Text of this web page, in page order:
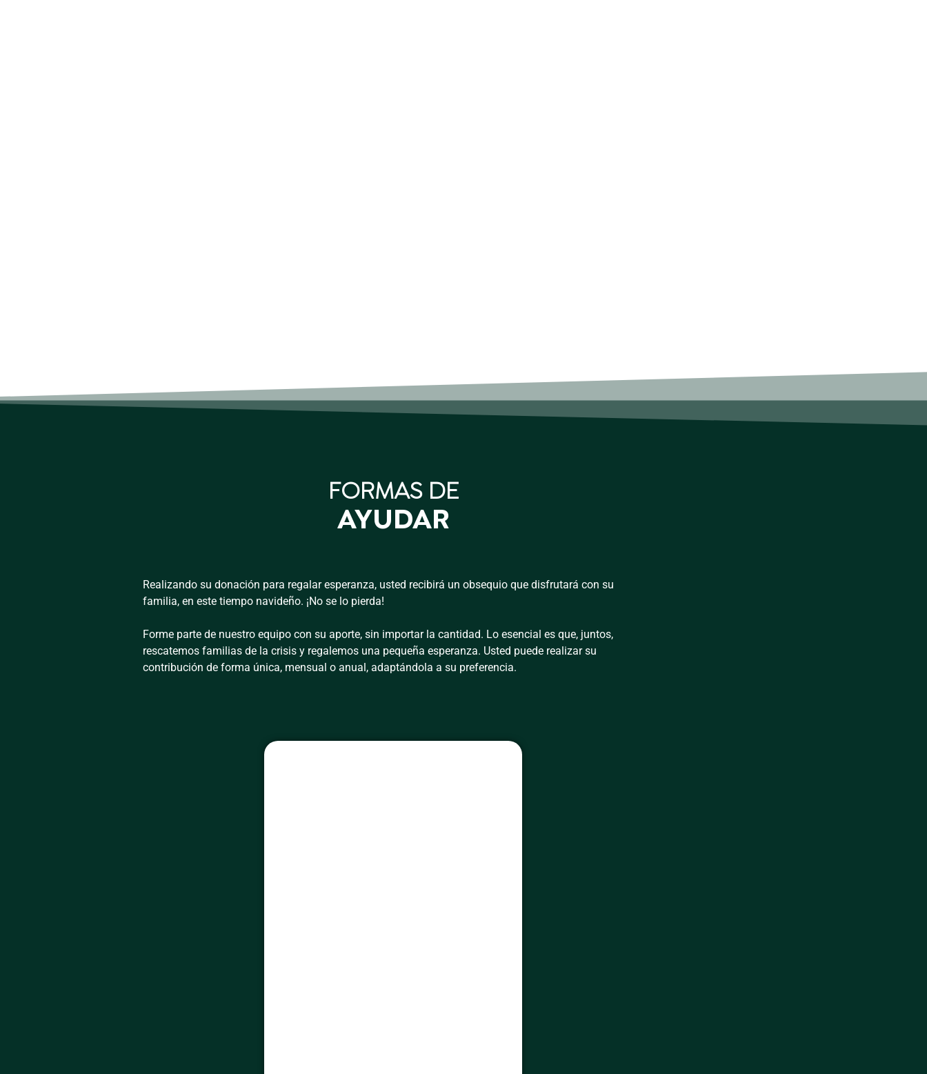
FORMAS DE
AYUDAR
Realizando su donación para regalar esperanza, usted recibirá un obsequio que disfrutará con su
familia, en este tiempo navideño. ¡No se lo pierda!
Forme parte de nuestro equipo con su aporte, sin importar la cantidad. Lo esencial es que, juntos,
rescatemos familias de la crisis y regalemos una pequeña esperanza. Usted puede realizar su
contribución de forma única, mensual o anual, adaptándola a su preferencia.